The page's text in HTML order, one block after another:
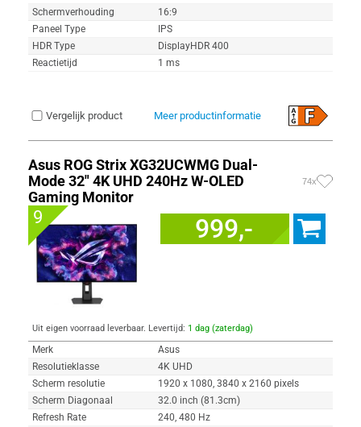
Schermverhouding
16:9
Paneel Type
IPS
HDR Type
DisplayHDR 400
Reactietijd
1 ms
Vergelijk product Meer productinformatie
Asus ROG Strix XG32UCWMG Dual-
Mode 32" 4K UHD 240Hz W-OLED
Gaming Monitor
74x
9 999,-
Uit eigen voorraad leverbaar. Levertijd: 1 dag (zaterdag)
Merk
Asus
Resolutieklasse
4K UHD
Scherm resolutie
1920 x 1080, 3840 x 2160 pixels
Scherm Diagonaal
32.0 inch (81.3cm)
Refresh Rate
240, 480 Hz